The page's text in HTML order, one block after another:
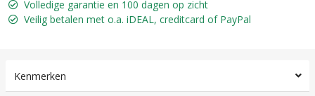
Volledige garantie en 100 dagen op zicht
Veilig betalen met o.a. iDEAL, creditcard of PayPal
Kenmerken